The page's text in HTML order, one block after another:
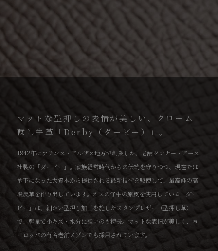
マットな型押しの表情が美しい、クローム
鞣し牛革「Derby（ダービー）」。
1842年にフランス・アルザス地方で創業した、老舗タンナー・アース
社製の「ダービー」。家族経営時代からの伝統を守りつつ、現在では
傘下になった大資本から提供される最新技術を駆使して、最高峰の高
級皮革を作り出しています。オスの仔牛の原皮を使用している「ダー
ビー」は、細かい型押し加工を施したスタンプレザー（型押し革）
で、軽量で小キズ・水分に強いのも特長。マットな表情が美しく、ヨ
ーロッパの有名老舗メゾンでも採用されています。